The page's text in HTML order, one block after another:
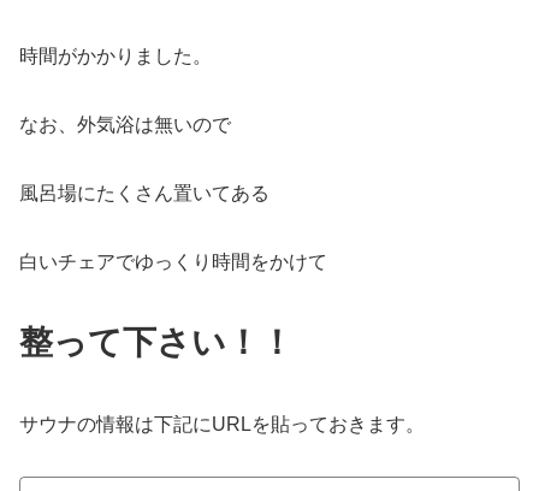
時間がかかりました。
なお、外気浴は無いので
風呂場にたくさん置いてある
白いチェアでゆっくり時間をかけて
整って下さい！！
サウナの情報は下記にURLを貼っておきます。